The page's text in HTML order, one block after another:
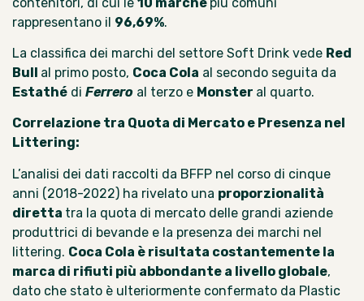
rappresentano il 96,69%.
La classifica dei marchi del settore Soft Drink vede Red
Bull al primo posto, Coca Cola al secondo seguita da
Estathé di Ferrero al terzo e Monster al quarto.
Correlazione tra Quota di Mercato e Presenza nel
Littering:
L’analisi dei dati raccolti da BFFP nel corso di cinque
anni (2018-2022) ha rivelato una proporzionalità
diretta tra la quota di mercato delle grandi aziende
produttrici di bevande e la presenza dei marchi nel
littering. Coca Cola è risultata costantemente la
marca di rifiuti più abbondante a livello globale,
dato che stato è ulteriormente confermato da Plastic